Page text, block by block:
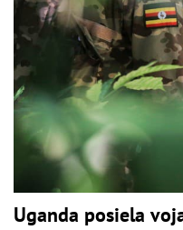
Uganda posiela